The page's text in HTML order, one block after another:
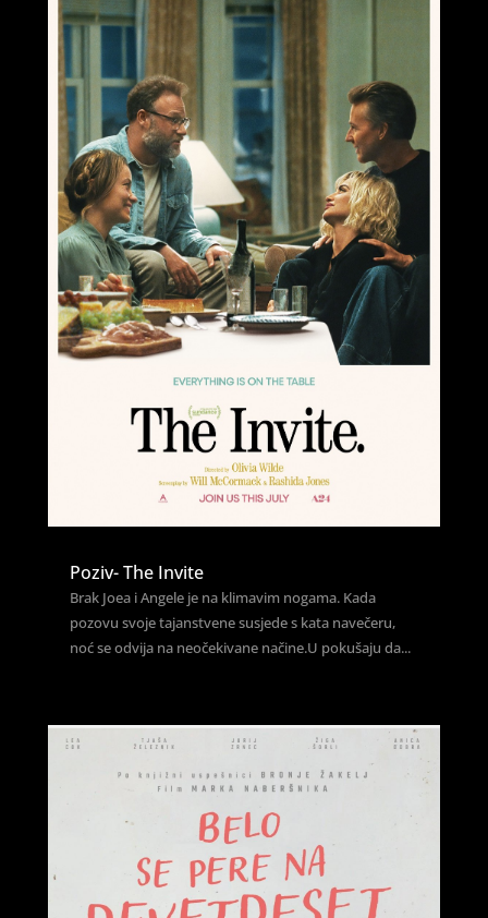
Poziv- The Invite
Brak Joea i Angele je na klimavim nogama. Kada
pozovu svoje tajanstvene susjede s kata navečeru,
noć se odvija na neočekivane načine.U pokušaju da...